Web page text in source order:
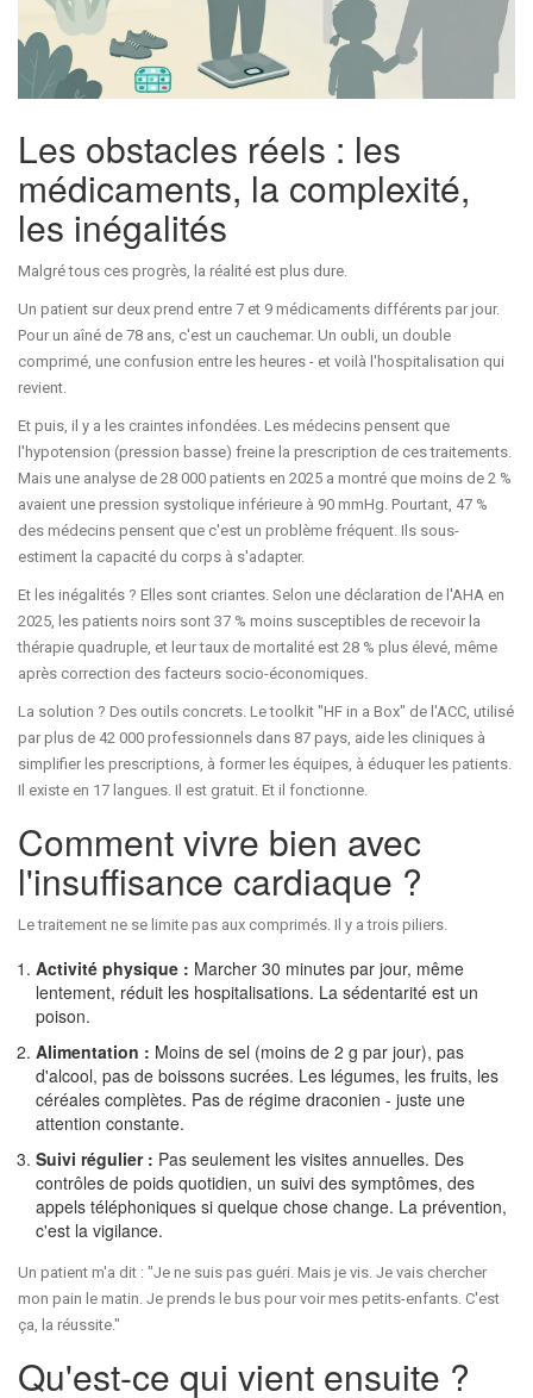
Les obstacles réels : les
médicaments, la complexité,
les inégalités
Malgré tous ces progrès, la réalité est plus dure.
Un patient sur deux prend entre 7 et 9 médicaments différents par jour.
Pour un aîné de 78 ans, c'est un cauchemar. Un oubli, un double
comprimé, une confusion entre les heures - et voilà l'hospitalisation qui
revient.
Et puis, il y a les craintes infondées. Les médecins pensent que
l'hypotension (pression basse) freine la prescription de ces traitements.
Mais une analyse de 28 000 patients en 2025 a montré que moins de 2 %
avaient une pression systolique inférieure à 90 mmHg. Pourtant, 47 %
des médecins pensent que c'est un problème fréquent. Ils sous-
estiment la capacité du corps à s'adapter.
Et les inégalités ? Elles sont criantes. Selon une déclaration de l'AHA en
2025, les patients noirs sont 37 % moins susceptibles de recevoir la
thérapie quadruple, et leur taux de mortalité est 28 % plus élevé, même
après correction des facteurs socio-économiques.
La solution ? Des outils concrets. Le toolkit "HF in a Box" de l'ACC, utilisé
par plus de 42 000 professionnels dans 87 pays, aide les cliniques à
simplifier les prescriptions, à former les équipes, à éduquer les patients.
Il existe en 17 langues. Il est gratuit. Et il fonctionne.
Comment vivre bien avec
l'insuffisance cardiaque ?
Le traitement ne se limite pas aux comprimés. Il y a trois piliers.
Activité physique : Marcher 30 minutes par jour, même
lentement, réduit les hospitalisations. La sédentarité est un
poison.
Alimentation : Moins de sel (moins de 2 g par jour), pas
d'alcool, pas de boissons sucrées. Les légumes, les fruits, les
céréales complètes. Pas de régime draconien - juste une
attention constante.
Suivi régulier : Pas seulement les visites annuelles. Des
contrôles de poids quotidien, un suivi des symptômes, des
appels téléphoniques si quelque chose change. La prévention,
c'est la vigilance.
Un patient m'a dit : "Je ne suis pas guéri. Mais je vis. Je vais chercher
mon pain le matin. Je prends le bus pour voir mes petits-enfants. C'est
ça, la réussite."
Qu'est-ce qui vient ensuite ?